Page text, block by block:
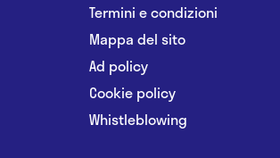
Termini e condizioni
Mappa del sito
Ad policy
Cookie policy
Whistleblowing